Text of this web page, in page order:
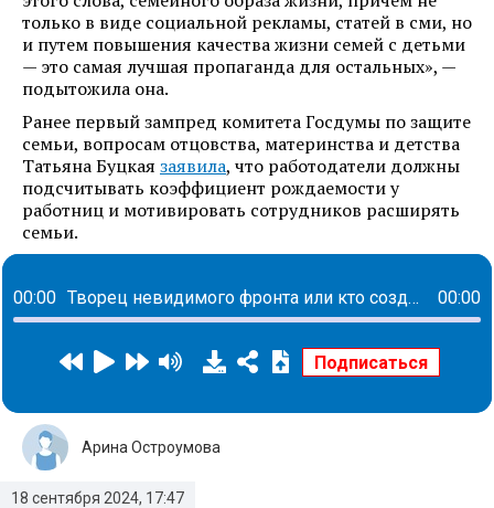
только в виде социальной рекламы, статей в сми, но
и путем повышения качества жизни семей с детьми
— это самая лучшая пропаганда для остальных», —
подытожила она.
Ранее первый зампред комитета Госдумы по защите
семьи, вопросам отцовства, материнства и детства
Татьяна Буцкая заявила, что работодатели должны
подсчитывать коэффициент рождаемости у
работниц и мотивировать сотрудников расширять
семьи.
00:00 Творец невидимого фронта или кто создает пространства для комфорта каждого сотрудника: история Елены Савченко 00:00
18 сентября 2024, 17:47
Арина Остроумова